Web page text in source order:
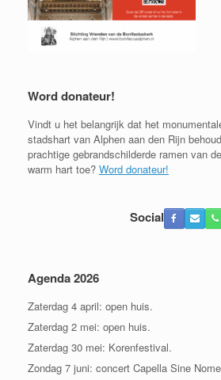
Word donateur!
Vindt u het belangrijk dat het
stadshart van Alphen aan den Rijn
prachtige gebrandschilderde ramen van
warm hart toe? Word donateur!
Social
Agenda 2026
Zaterdag 4 april: open huis.
Zaterdag 2 mei: open huis.
Zaterdag 30 mei: Korenfestival.
Zondag 7 juni: concert Capella Sine